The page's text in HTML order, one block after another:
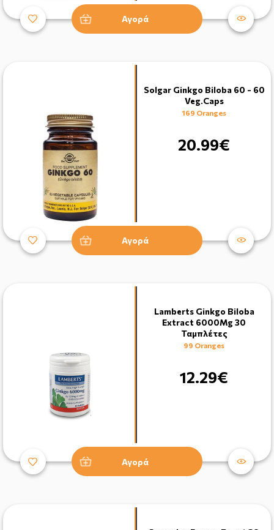
Αγορά
Solgar Ginkgo Biloba 60 - 60
Veg.Caps
169 Oranges
20.99€
Αγορά
Lamberts Ginkgo Biloba
Extract 6000Mg 30
Ταμπλέτες
99 Oranges
12.29€
Αγορά